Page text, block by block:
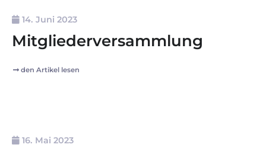
14. Juni 2023
Mitgliederversammlung
den Artikel lesen
16. Mai 2023